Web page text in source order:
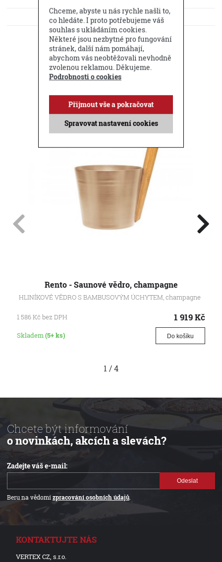
KE STAŽENÍ
DOTAZ PRODEJCI
Příbuzné produkty
Rento - Saunové vědro, champagne
HLINÍKOVÉ VĚDRO S BAMBUSOVÝM ÚCHYTEM, champagne
1 586Kč bez DPH 1 919Kč
Skladem(5+ ks) Do košíku
1 /4
Chcete být informování
o novinkách, akcích a slevách?
Zadejte váš e-mail:
Odeslat
Beru na vědomízpracování osobních údajů.
KONTAKTUJTE NÁS
VERTEX CZ, s.r.o.
Chceme, abyste u nás rychle našli to,
co hledáte. I proto potřebujeme váš
souhlas s ukládáním cookies.
Některé jsou nezbytné pro fungování
stránek, další nám pomáhají,
abychom vás neobtěžovali nevhodně
zvolenou reklamou. Děkujeme.
Podrobnosti o cookies
Spravovat nastavení cookies
Přijmout vše a pokračovat